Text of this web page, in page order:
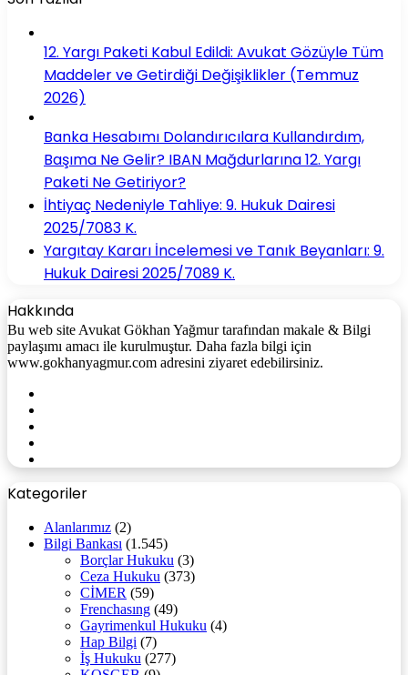
12. Yargı Paketi Kabul Edildi: Avukat Gözüyle Tüm
Maddeler ve Getirdiği Değişiklikler (Temmuz
2026)
Banka Hesabımı Dolandırıcılara Kullandırdım,
Başıma Ne Gelir? IBAN Mağdurlarına 12. Yargı
Paketi Ne Getiriyor?
İhtiyaç Nedeniyle Tahliye: 9. Hukuk Dairesi
2025/7083 K.
Yargıtay Kararı İncelemesi ve Tanık Beyanları: 9.
Hukuk Dairesi 2025/7089 K.
Hakkında
Bu web site Avukat Gökhan Yağmur tarafından makale & Bilgi
paylaşımı amacı ile kurulmuştur. Daha fazla bilgi için
www.gokhanyagmur.com adresini ziyaret edebilirsiniz.
Kategoriler
Alanlarımız (2)
Bilgi Bankası (1.545)
Borçlar Hukuku (3)
Ceza Hukuku (373)
CİMER (59)
Frenchasıng (49)
Gayrimenkul Hukuku (4)
Hap Bilgi (7)
İş Hukuku (277)